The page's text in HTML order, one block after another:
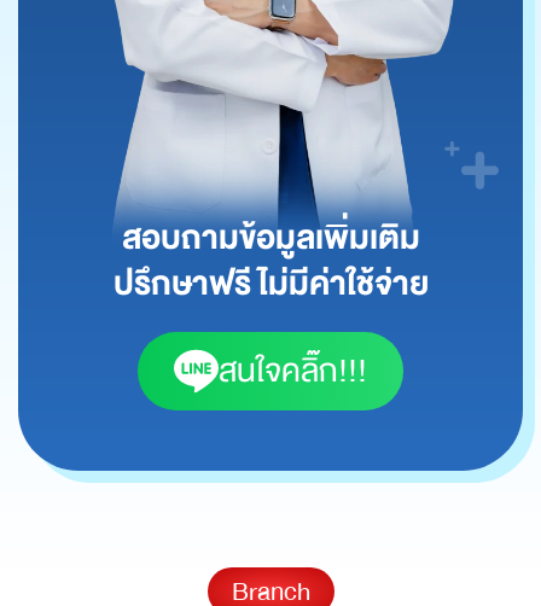
สอบถามข้อมูลเพิ่มเติม
ปรึกษาฟรี ไม่มีค่าใช้จ่าย
สนใจคลิ๊ก!!!
Branch